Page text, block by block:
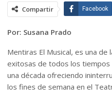
Compartir Facebook
Por: Susana Prado
Mentiras El Musical, es una de
exitosas de todos los tiempos
una década ofreciendo
los fines de semana en el